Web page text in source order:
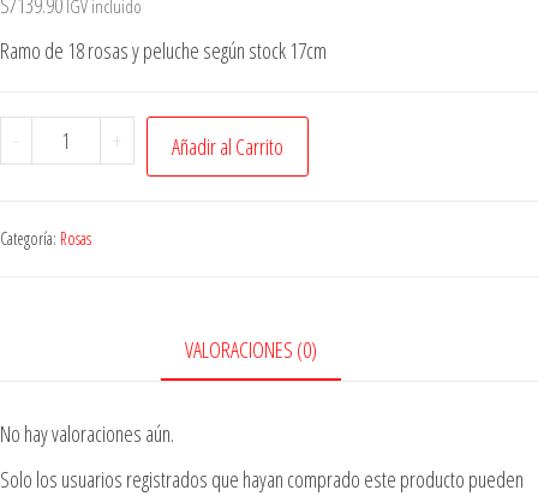
IGV incluido
Ramo de 18 rosas y peluche según stock 17cm
- + Añadir al Carrito
Categoría: Rosas
VALORACIONES (0)
No hay valoraciones aún.
Solo los usuarios registrados que hayan comprado este producto pueden